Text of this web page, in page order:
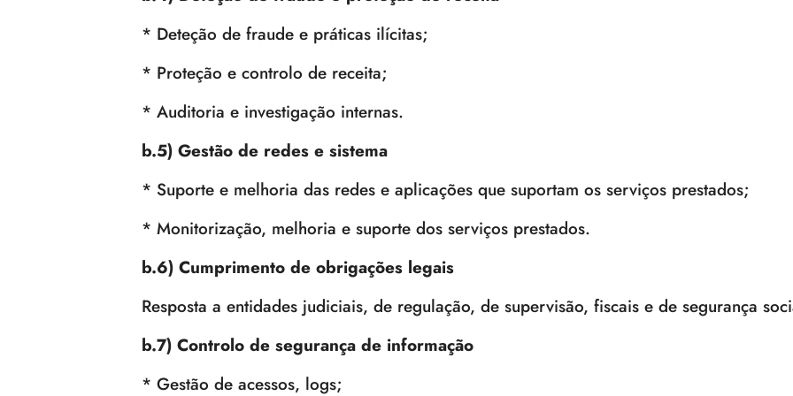
* Deteção de fraude e práticas ilícitas;
* Proteção e controlo de receita;
* Auditoria e investigação internas.
b.5) Gestão de redes e sistema
* Suporte e melhoria das redes e aplicações que suportam os serviços prestados;
* Monitorização, melhoria e suporte dos serviços prestados.
b.6) Cumprimento de obrigações legais
Resposta a entidades judiciais, de regulação, de supervisão, fiscais e de segurança
b.7) Controlo de segurança de informação
* Gestão de acessos, logs;